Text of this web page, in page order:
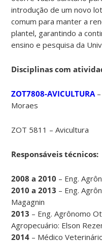
introdução de um novo
comum para manter a
plantel, garantindo a
ensino e pesquisa da
Disciplinas com
ZOT7808-AVICULTURA
Moraes
ZOT 5811 – Avicultura
Responsáveis técnicos:
2008 a 2010 – Eng.
2010 a 2013 – Eng.
Magagnin
2013 – Eng. Agrônomo
Agropecuário: Elson
2014 – Médico